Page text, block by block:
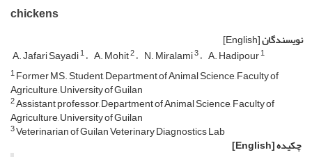
chickens
نویسندگان[English]
A. Jafari Sayadi1 A. Mohit2 N. Miralami3 A. Hadipour1
1Former MS. Student, Department of Animal Science, Faculty of
Agriculture, University of Guilan
2Assistant professor, Department of Animal Science, Faculty of
Agriculture, University of Guilan
3Veterinarian of Guilan Veterinary Diagnostics Lab
چکیده[English]